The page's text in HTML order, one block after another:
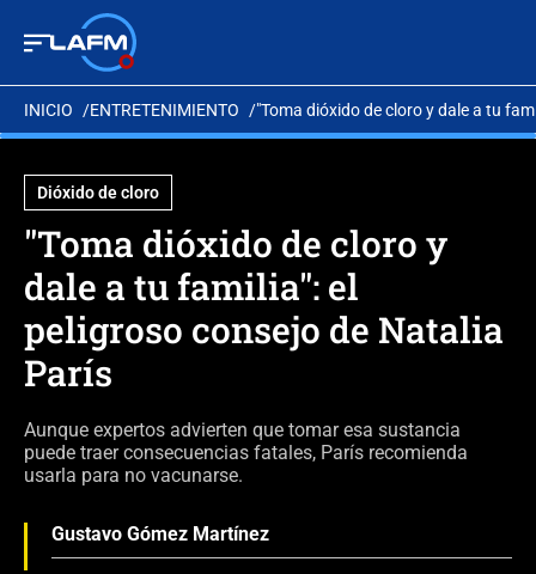
INICIO ENTRETENIMIENTO "Toma dióxido de cloro y dale a tu
Dióxido de cloro
"Toma dióxido de cloro y
dale a tu familia": el
peligroso consejo de Natalia
París
Aunque expertos advierten que tomar esa sustancia
puede traer consecuencias fatales, París recomienda
usarla para no vacunarse.
Gustavo Gómez Martínez